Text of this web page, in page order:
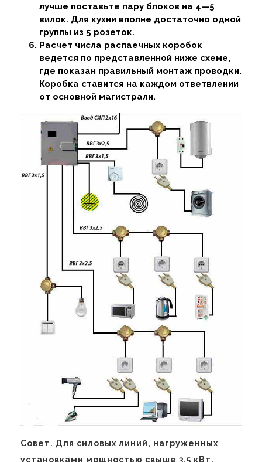
лучше поставьте пару блоков на 4—5
вилок. Для кухни вполне достаточно одной
группы из 5 розеток.
Расчет числа распаечных коробок
ведется по представленной ниже схеме,
где показан правильный монтаж проводки.
Коробка ставится на каждом ответвлении
от основной магистрали.
Совет. Для силовых линий, нагруженных
установками мощностью свыше 3,5 кВт,